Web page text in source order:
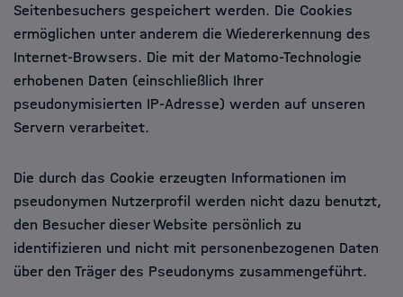
Seitenbesuchers gespeichert werden. Die Cookies
ermöglichen unter anderem die Wiedererkennung des
Internet-Browsers. Die mit der Matomo-Technologie
erhobenen Daten (einschließlich Ihrer
pseudonymisierten IP-Adresse) werden auf unseren
Servern verarbeitet.
Die durch das Cookie erzeugten Informationen im
pseudonymen Nutzerprofil werden nicht dazu benutzt,
den Besucher dieser Website persönlich zu
identifizieren und nicht mit personenbezogenen Daten
über den Träger des Pseudonyms zusammengeführt.